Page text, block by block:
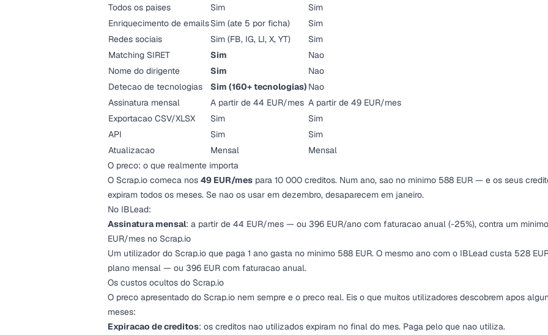
Todos os paises
Sim
Sim
Enriquecimento de emailsSim (ate 5 por ficha)
Sim
Redes sociais
Sim (FB, IG, LI, X, YT)
Sim
Matching SIRET
Sim
Nao
Nome do dirigente
Sim
Nao
Detecao de tecnologias
Sim (160+ tecnologias) Nao
Assinatura mensal
A partir de 44 EUR/mes A partir de 49 EUR/mes
Exportacao CSV/XLSX
Sim
Sim
API
Sim
Sim
Atualizacao
Mensal
Mensal
O preco: o que realmente importa
O Scrap.io comeca nos 49 EUR/mes para 10 000 creditos. Num ano, sao no minimo 588 EUR — e os seus
expiram todos os meses. Se nao os usar em dezembro, desaparecem em janeiro.
No IBLead:
Assinatura mensal: a partir de 44 EUR/mes — ou 396 EUR/ano com faturacao anual (-25%), contra um
EUR/mes no Scrap.io
Um utilizador do Scrap.io que paga 1 ano gasta no minimo 588 EUR. O mesmo ano com o IBLead custa 528
plano mensal — ou 396 EUR com faturacao anual.
Os custos ocultos do Scrap.io
O preco apresentado do Scrap.io nem sempre e o preco real. Eis o que muitos utilizadores descobrem apos
meses:
Expiracao de creditos: os creditos nao utilizados expiram no final do mes. Paga pelo que nao utiliza.